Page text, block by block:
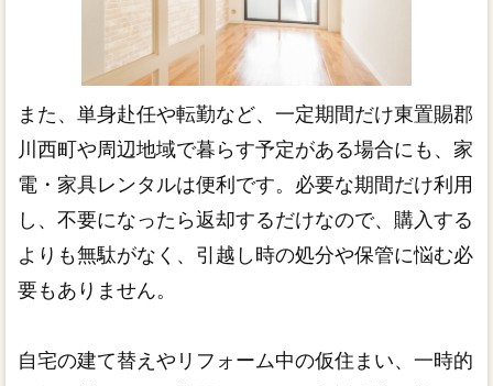
また、単身赴任や転勤など、一定期間だけ東置賜郡
川西町や周辺地域で暮らす予定がある場合にも、家
電・家具レンタルは便利です。必要な期間だけ利用
し、不要になったら返却するだけなので、購入する
よりも無駄がなく、引越し時の処分や保管に悩む必
要もありません。
自宅の建て替えやリフォーム中の仮住まい、一時的